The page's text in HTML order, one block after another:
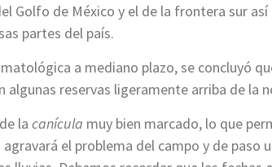
Golfo de México y el de la frontera sur
partes del país.
a mediano plazo, se concluyó
reservas ligeramente arriba de la
la canícula muy bien marcado, lo que
el problema del campo y de paso